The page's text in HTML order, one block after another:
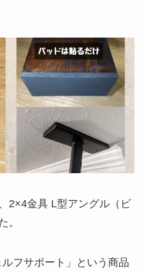
2×4金具 L型アングル（ビ
。
フサポート」という商品